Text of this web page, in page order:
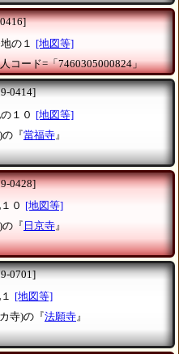
の１ [地図等]
コード=「7460305000824」
0414]
１０ [地図等]
の『當福寺 』
0428]
０ [地図等]
の『 日京寺 』
0701]
[地図等]
寺)の『法願寺』